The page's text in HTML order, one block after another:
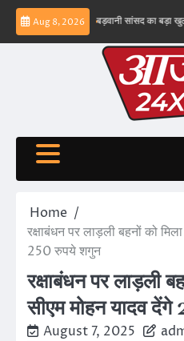
Skip
content
Aug 8, 2026
नहीं – ईरान बड़वानी सांसद का बड़ा खुलासा:
Home
रक्षाबंधन पर लाड़ली बहनों को
250 रुपये शगुन
रक्षाबंधन पर लाड़ली
सीएम मोहन यादव
August 7, 2025